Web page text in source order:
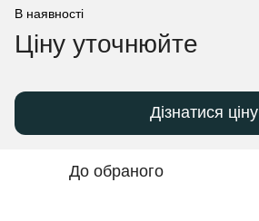
В наявності
Ціну уточнюйте
Дізнатися ціну
До обраного